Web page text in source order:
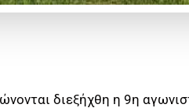
διεξήχθη η 9η